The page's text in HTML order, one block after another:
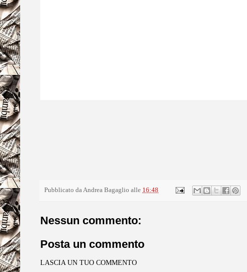
Pubblicato da Andrea Bagaglio alle 16:48
Nessun commento:
Posta un commento
LASCIA UN TUO COMMENTO